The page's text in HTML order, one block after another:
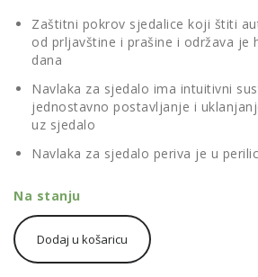
Zaštitni pokrov sjedalice koji štiti
od prljavštine i prašine i održava je
dana
Navlaka za sjedalo ima intuitivni
jednostavno postavljanje i
uz sjedalo
Navlaka za sjedalo periva je u
Na stanju
Thule
Elm
toddler
Dodaj u košaricu